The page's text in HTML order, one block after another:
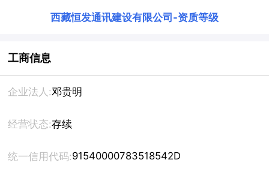
西藏恒发通讯建设有限公司 -资质等级
工商信息
企业法人:邓贵明
经营状态:存续
统一信用代码:91540000783518542D